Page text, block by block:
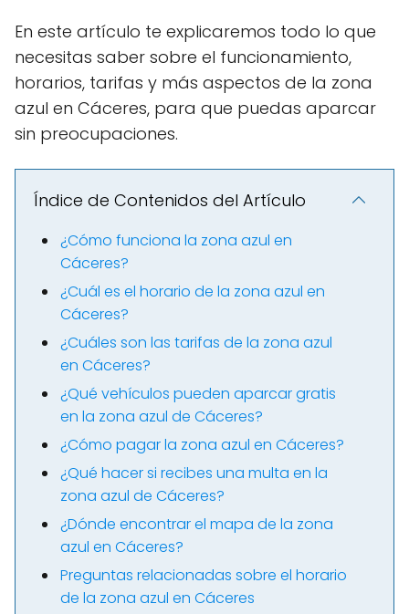
En este artículo te explicaremos todo lo que
necesitas saber sobre el funcionamiento,
horarios, tarifas y más aspectos de la zona
azul en Cáceres, para que puedas aparcar
sin preocupaciones.
Índice de Contenidos del Artículo
¿Cómo funciona la zona azul en
Cáceres?
¿Cuál es el horario de la zona azul en
Cáceres?
¿Cuáles son las tarifas de la zona azul
en Cáceres?
¿Qué vehículos pueden aparcar gratis
en la zona azul de Cáceres?
¿Cómo pagar la zona azul en Cáceres?
¿Qué hacer si recibes una multa en la
zona azul de Cáceres?
¿Dónde encontrar el mapa de la zona
azul en Cáceres?
Preguntas relacionadas sobre el horario
de la zona azul en Cáceres